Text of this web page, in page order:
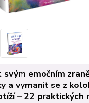
svým emočním
a vymanit se z
– 22 praktických